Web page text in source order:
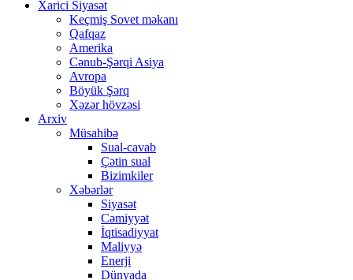
Xarici Siyasət
Keçmiş Sovet məkanı
Qafqaz
Amerika
Cənub-Şərqi Asiya
Avropa
Böyük Şərq
Xəzər hövzəsi
Arxiv
Müsahibə
Sual-cavab
Çətin sual
Bizimkiler
Xəbərlər
Siyasət
Cəmiyyət
İqtisadiyyat
Maliyyə
Enerji
Dünyada